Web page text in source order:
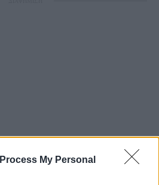
My Personal